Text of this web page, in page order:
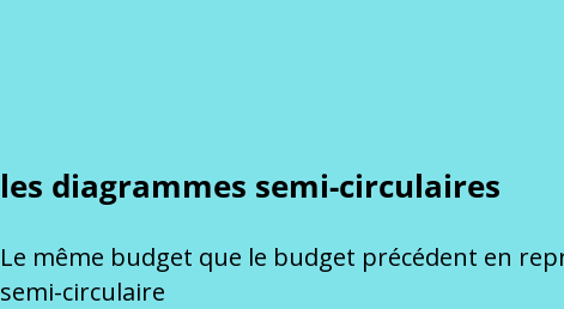
les diagrammes semi-circulaires
Le même budget que le budget précédent en
semi-circulaire